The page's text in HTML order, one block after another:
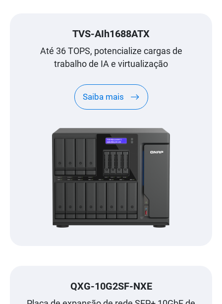
TVS-AIh1688ATX
Até 36 TOPS, potencialize cargas de
trabalho de IA e virtualização
Saiba mais
QXG-10G2SF-NXE